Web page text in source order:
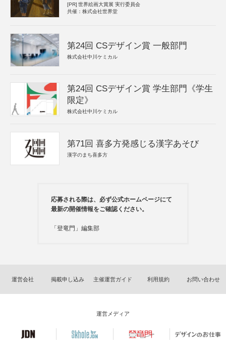
[PR] 世界絵画大賞展 実行委員会
共催：株式会社世界堂
第24回 CSデザイン賞 一般部門
株式会社中川ケミカル
第24回 CSデザイン賞 学生部門《学生
限定》
株式会社中川ケミカル
第71回 喜多方発感じる漢字あそび
漢字のまち喜多方
応募される際は、必ず公式ホームページにて
最新の開催情報をご確認ください。
「登竜門」編集部
運営会社 掲載申し込み 主催運営ガイド 利用規約 お問い合わせ
運営メディア